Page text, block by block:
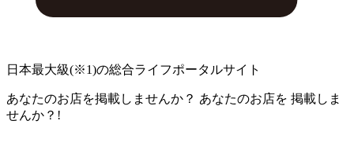
日本最大級(※1)の総合ライフポータルサイト
あなたのお店を掲載しませんか？ あなたのお店を 掲載しま
せんか？!